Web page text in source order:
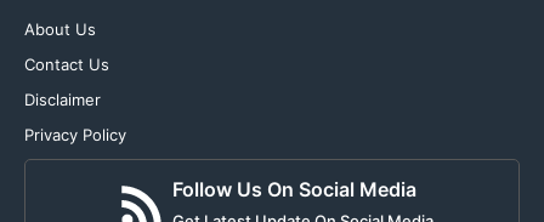
About Us
Contact Us
Disclaimer
Privacy Policy
Follow Us On Social Media